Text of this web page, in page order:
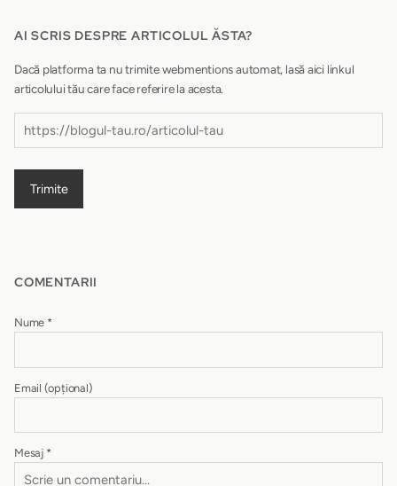
AI SCRIS DESPRE ARTICOLUL ĂSTA?
Dacă platforma ta nu trimite webmentions automat, lasă aici linkul
articolului tău care face referire la acesta.
Trimite
COMENTARII
Nume *
Email (opțional)
Mesaj *